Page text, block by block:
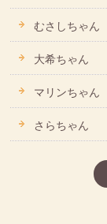
むさしちゃん
大希ちゃん
マリンちゃん
さらちゃん